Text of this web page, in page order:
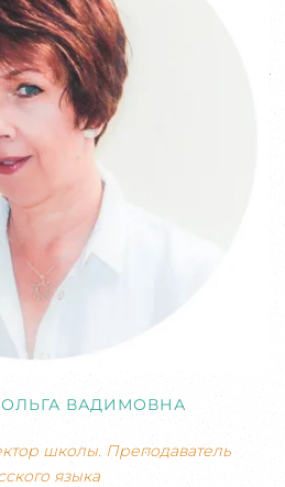
ВАДИМОВНА
школы. Преподаватель
языка